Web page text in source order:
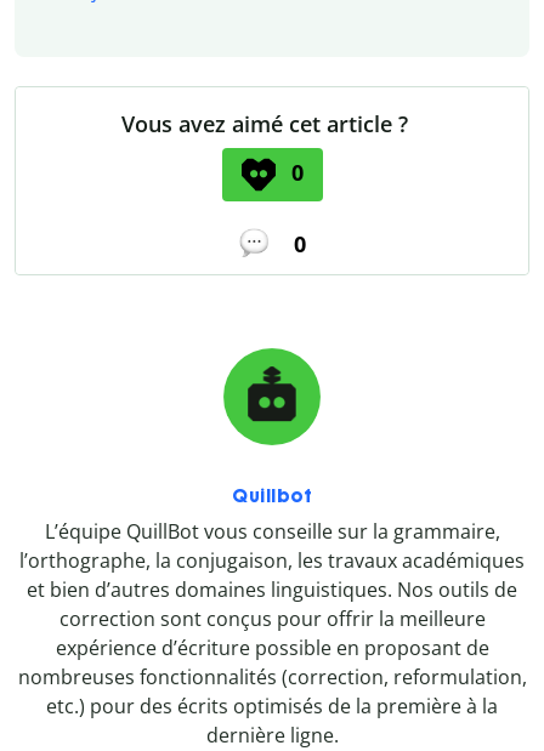
Vous avez aimé cet article ?
0
0
Quillbot
L’équipe QuillBot vous conseille sur la grammaire,
l’orthographe, la conjugaison, les travaux académiques
et bien d’autres domaines linguistiques. Nos outils de
correction sont conçus pour offrir la meilleure
expérience d’écriture possible en proposant de
nombreuses fonctionnalités (correction, reformulation,
etc.) pour des écrits optimisés de la première à la
dernière ligne.